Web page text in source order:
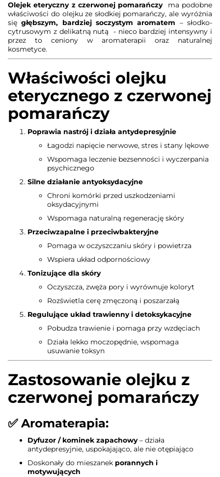
Olejek eteryczny z czerwonej pomarańczyma podobne
właściwości do olejku ze słodkiej pomarańczy, ale wyróżnia
sięgłębszym, bardziej soczystym aromatem – słodko-
cytrusowym z delikatną nutą - nieco bardziej intensywny i
przez to ceniony w aromaterapii oraz naturalnej
kosmetyce.
Właściwości olejku
eterycznego z czerwonej
pomarańczy
Poprawia nastrój i działa antydepresyjnie
Łagodzi napięcie nerwowe, stres i stany lękowe
Wspomaga leczenie bezsenności i wyczerpania
psychicznego
Silne działanie antyoksydacyjne
Chroni komórki przed uszkodzeniami
oksydacyjnymi
Wspomaga naturalną regenerację skóry
Przeciwzapalne i przeciwbakteryjne
Pomaga w oczyszczaniu skóry i powietrza
Wspiera układ odpornościowy
Tonizujące dla skóry
Oczyszcza, zwęża pory i wyrównuje koloryt
Rozświetla cerę zmęczoną i poszarzałą
Regulujące układ trawienny i detoksykacyjne
Pobudza trawienie i pomaga przy wzdęciach
Działa lekko moczopędnie, wspomaga
usuwanie toksyn
Zastosowanie olejku z
czerwonej pomarańczy
✅Aromaterapia:
Dyfuzor / kominek zapachowy– działa
antydepresyjnie, uspokajająco, ale nie otępiająco
Doskonały do mieszanek porannych i
motywujących